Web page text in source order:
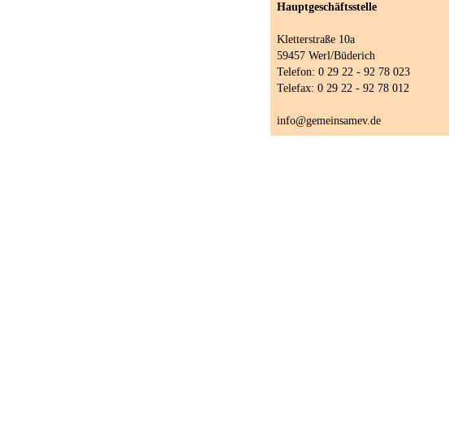
Hauptgeschäftsstelle
Kletterstraße 10a
59457 Werl/Büderich
Telefon: 0 29 22 - 92 78 023
Telefax: 0 29 22 - 92 78 012
info@gemeinsamev.de